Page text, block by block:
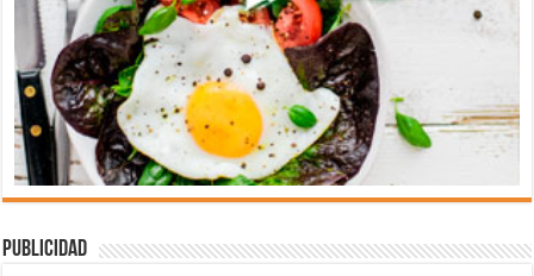
Publicidad